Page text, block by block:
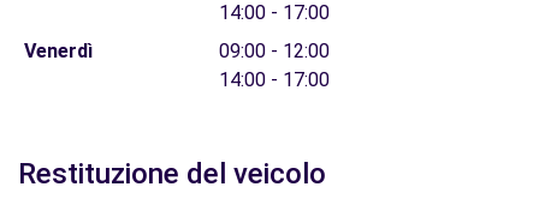
14:00 - 17:00
Venerdì
09:00 - 12:00
14:00 - 17:00
Restituzione del veicolo